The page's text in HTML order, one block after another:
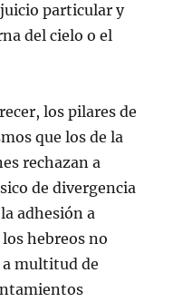
particular y
del cielo o el
los pilares de
que los de la
rechazan a
de divergencia
adhesión a
hebreos no
multitud de